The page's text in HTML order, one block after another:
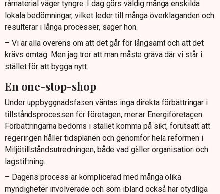
råmaterial väger tyngre. I dag görs väldig många enskilda
lokala bedömningar, vilket leder till många överklaganden och
resulterar i långa processer, säger hon.
– Vi är alla överens om att det går för långsamt och att det
krävs omtag. Men jag tror att man måste gräva där vi står i
stället för att bygga nytt.
En one-stop-shop
Under uppbyggnadsfasen väntas inga direkta förbättringar i
tillståndsprocessen för företagen, menar Energiföretagen.
Förbättringarna bedöms i stället komma på sikt, förutsatt att
regeringen håller tidsplanen och genomför hela reformen i
Miljötillståndsutredningen, både vad gäller organisation och
lagstiftning.
– Dagens process är komplicerad med många olika
myndigheter involverade och som ibland också har otydliga